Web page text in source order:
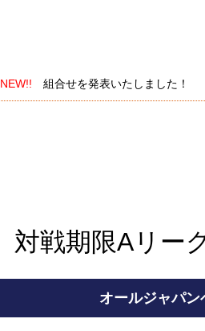
NEW!! 組合せを発表いたしました！
対戦期限Aリー
オールジャパ